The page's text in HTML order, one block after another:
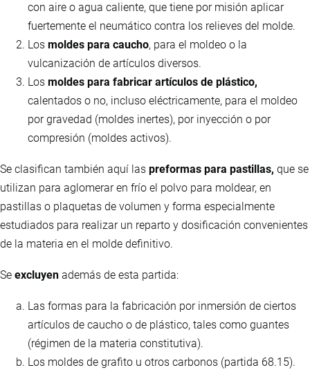
con aire o agua caliente, que tiene por misión aplicar
fuertemente el neumático contra los relieves del molde.
Los moldes para caucho, para el moldeo o la
vulcanización de artículos diversos.
Los moldes para fabricar artículos de plástico,
calentados o no, incluso eléctricamente, para el moldeo
por gravedad (moldes inertes), por inyección o por
compresión (moldes activos).
Se clasifican también aquí las preformas para pastillas, que se
utilizan para aglomerar en frío el polvo para moldear, en
pastillas o plaquetas de volumen y forma especialmente
estudiados para realizar un reparto y dosificación convenientes
de la materia en el molde definitivo.
Se excluyen además de esta partida:
Las formas para la fabricación por inmersión de ciertos
artículos de caucho o de plástico, tales como guantes
(régimen de la materia constitutiva).
Los moldes de grafito u otros carbonos (partida 68.15).